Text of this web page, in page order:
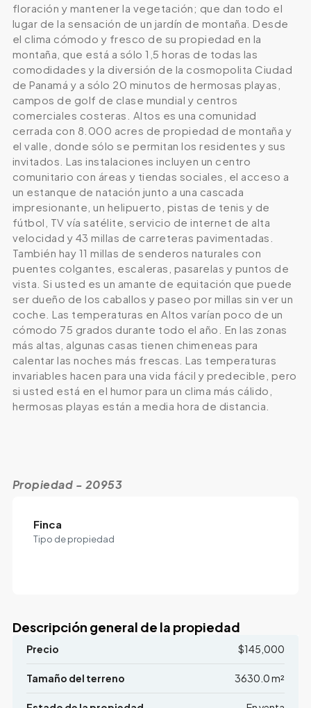
floración y mantener la vegetación; que dan todo el
lugar de la sensación de un jardín de montaña. Desde
el clima cómodo y fresco de su propiedad en la
montaña, que está a sólo 1,5 horas de todas las
comodidades y la diversión de la cosmopolita Ciudad
de Panamá y a sólo 20 minutos de hermosas playas,
campos de golf de clase mundial y centros
comerciales costeras. Altos es una comunidad
cerrada con 8.000 acres de propiedad de montaña y
el valle, donde sólo se permitan los residentes y sus
invitados. Las instalaciones incluyen un centro
comunitario con áreas y tiendas sociales, el acceso a
un estanque de natación junto a una cascada
impresionante, un helipuerto, pistas de tenis y de
fútbol, ​​TV vía satélite, servicio de internet de alta
velocidad y 43 millas de carreteras pavimentadas.
También hay 11 millas de senderos naturales con
puentes colgantes, escaleras, pasarelas y puntos de
vista. Si usted es un amante de equitación que puede
ser dueño de los caballos y paseo por millas sin ver un
coche. Las temperaturas en Altos varían poco de un
cómodo 75 grados durante todo el año. En las zonas
más altas, algunas casas tienen chimeneas para
calentar las noches más frescas. Las temperaturas
invariables hacen para una vida fácil y predecible, pero
si usted está en el humor para un clima más cálido,
hermosas playas están a media hora de distancia.
Propiedad - 20953
Finca
Tipo de propiedad
Descripción general de la propiedad
Precio $145,000
Tamaño del terreno 3630.0 m²